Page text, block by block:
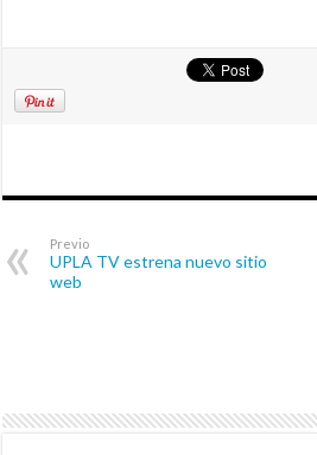
Previo
UPLA TV estrena nuevo sitio
web